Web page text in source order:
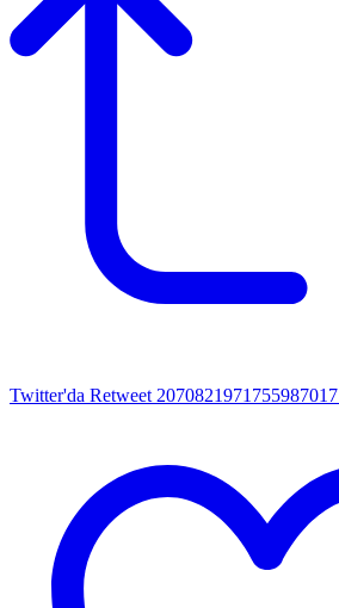
Twitter'da Retweet 2070821971755987017